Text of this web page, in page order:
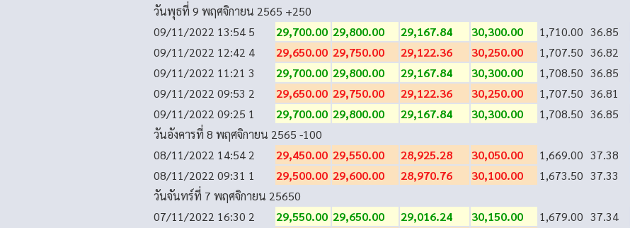
วันพุธที่ 9 พฤศจิกายน 2565 +250
09/11/2022 13:54 5 29,700.00 29,800.00 29,167.84 30,300.00 1,710.00 36.85
09/11/2022 12:42 4 29,650.00 29,750.00 29,122.36 30,250.00 1,707.50 36.82
09/11/2022 11:21 3 29,700.00 29,800.00 29,167.84 30,300.00 1,708.50 36.85
09/11/2022 09:53 2 29,650.00 29,750.00 29,122.36 30,250.00 1,707.50 36.81
09/11/2022 09:25 1 29,700.00 29,800.00 29,167.84 30,300.00 1,708.50 36.85
วันอังคารที่ 8 พฤศจิกายน 2565 -100
08/11/2022 14:54 2 29,450.00 29,550.00 28,925.28 30,050.00 1,669.00 37.38
08/11/2022 09:31 1 29,500.00 29,600.00 28,970.76 30,100.00 1,673.50 37.33
วันจันทร์ที่ 7 พฤศจิกายน 25650
07/11/2022 16:30 2 29,550.00 29,650.00 29,016.24 30,150.00 1,679.00 37.34